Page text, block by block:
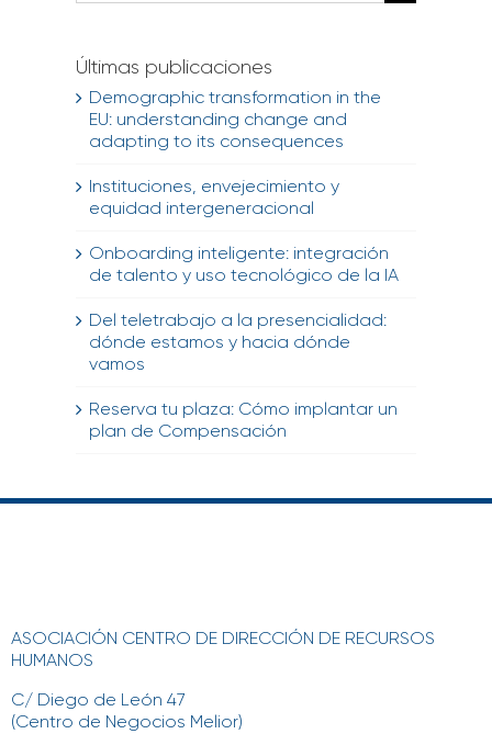
Últimas publicaciones
Demographic transformation in the
EU: understanding change and
adapting to its consequences
Instituciones, envejecimiento y
equidad intergeneracional
Onboarding inteligente: integración
de talento y uso tecnológico de la IA
Del teletrabajo a la presencialidad:
dónde estamos y hacia dónde
vamos
Reserva tu plaza: Cómo implantar un
plan de Compensación
ASOCIACIÓN CENTRO DE DIRECCIÓN DE RECURSOS
HUMANOS
C/ Diego de León 47
(Centro de Negocios Melior)